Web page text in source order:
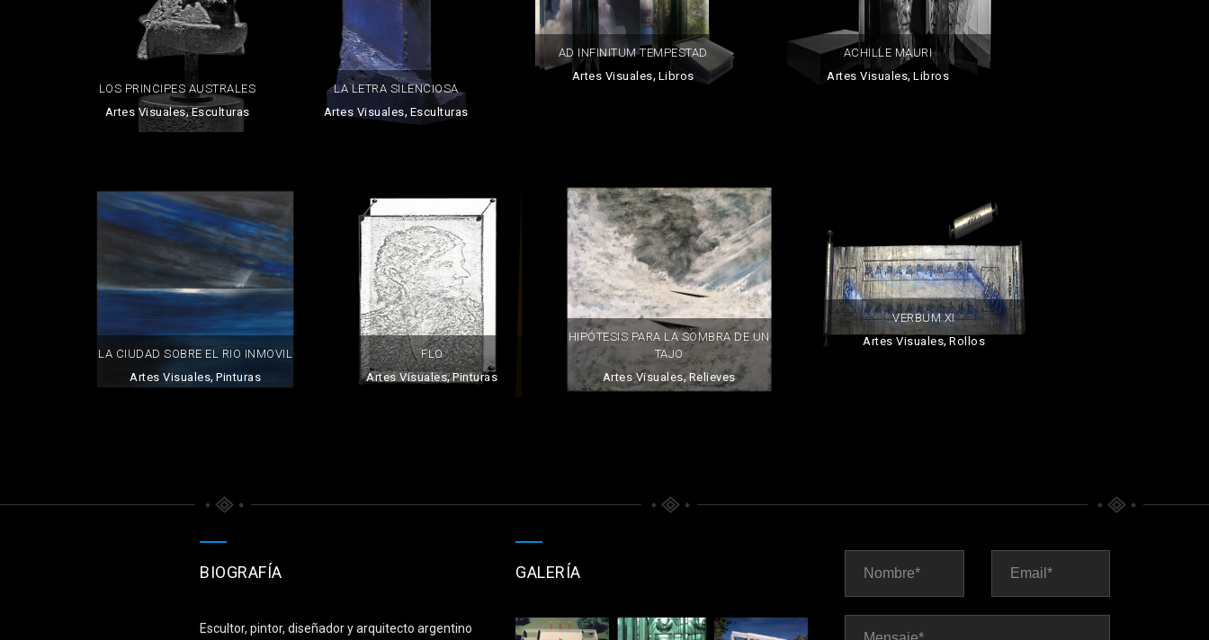
LOS PRINCIPES AUSTRALES
Artes Visuales,Esculturas
LA LETRA SILENCIOSA
Artes Visuales, Esculturas
AD INFINITUM TEMPESTAD
Artes Visuales, Libros
ACHILLE MAURI
Artes Visuales,Libros
LA CIUDAD SOBRE EL RIO INMOVIL
Artes Visuales, Pinturas
FLO
Artes Visuales,Pinturas
HIPÓTESIS PARA LA SOMBRA DE UN
TAJO
Artes Visuales,Relieves
VERBUM XI
Artes Visuales,Rollos
BIOGRAFÍA
Escultor, pintor, diseñador y arquitecto argentino
GALERÍA